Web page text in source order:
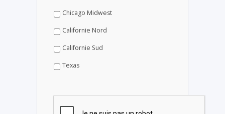
Chicago Midwest
Californie Nord
Californie Sud
Texas